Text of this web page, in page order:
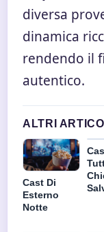
diversa
dinamica
rendendo il
autentico.
ALTRI
Cast Di
Esterno
Notte